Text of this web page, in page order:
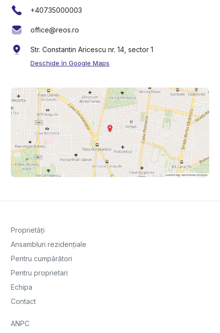
+40735000003
office@reos.ro
Str. Constantin Aricescu nr. 14, sector 1
Deschide în Google Maps
Proprietăți
Ansambluri rezidențiale
Pentru cumpărători
Pentru proprietari
Echipa
Contact
ANPC